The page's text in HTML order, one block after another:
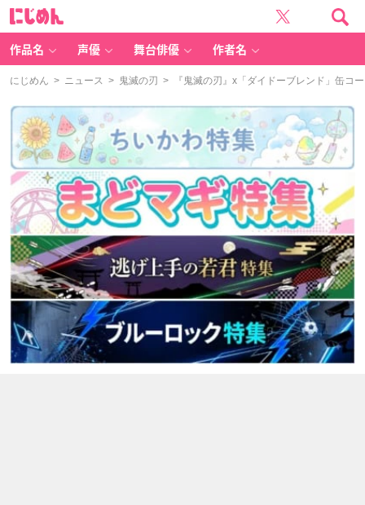
作品名 声優 舞台俳優 作者名
にじめん > ニュース > 鬼滅の刃 > 『鬼滅の刃』x「ダイドーブレンド」缶コ